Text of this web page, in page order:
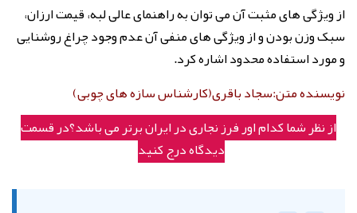
از ویژگی های مثبت آن می توان به راهنمای عالی لبه، قیمت ارزان،
سبک وزن بودن و از ویژگی های منفی آن عدم وجود چراغ روشنایی
و مورد استفاده محدود اشاره کرد.
نویسنده متن:سجاد باقری(کارشناس سازه های چوبی)
از نظر شما کدام اور فرز نجاری در ایران برتر می باشد؟در قسمت
دیدگاه درج کنید